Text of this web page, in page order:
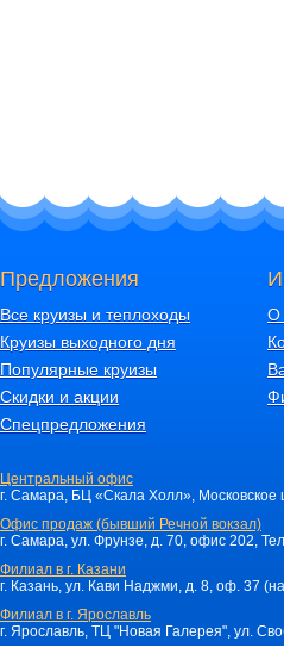
Предложения
Все круизы и теплоходы
Круизы выходного дня
Популярные круизы
Скидки и акции
Спецпредложения
О
Центральный офис
г. Самара, БЦ «Скала Холл»,
Офис продаж (бывший Речной вокзал)
г. Самара, ул. Фрунзе, д. 70, офис 202,
Филиал в г. Казани
г. Казань, ул. Кави Наджми, д. 8, оф. 37
Филиал в г. Ярославль
г. Ярославль, ТЦ "Новая Галерея", ул.